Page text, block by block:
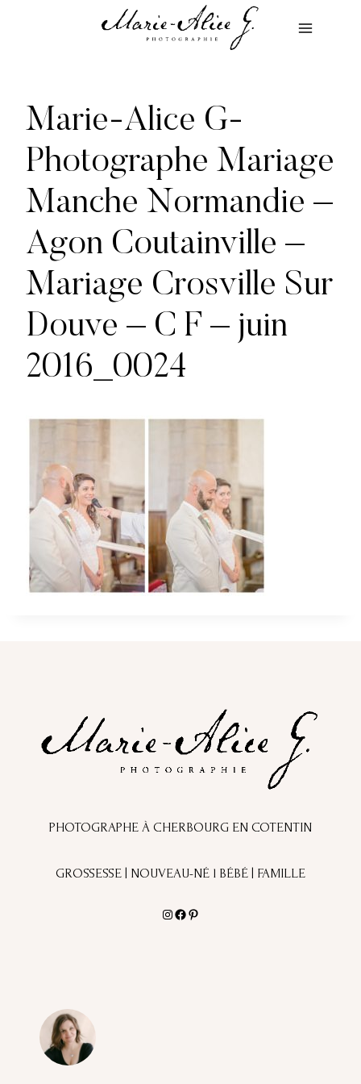
Marie-Alice G-
Photographe Mariage
Manche Normandie –
Agon Coutainville –
Mariage Crosville Sur
Douve – C F – juin
2016_0024
PHOTOGRAPHE À CHERBOURG EN COTENTIN
GROSSESSE | NOUVEAU-NÉ l BÉBÉ | FAMILLE
Instagram
Facebook
Pinterest